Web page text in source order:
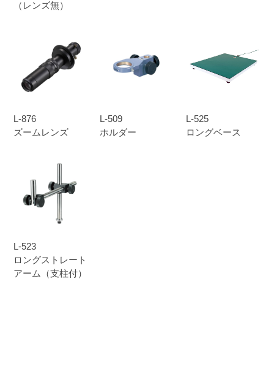
（レンズ無）
L-876
ズームレンズ
L-509
ホルダー
L-525
ロングベース
L-523
ロングストレート
アーム（支柱付）